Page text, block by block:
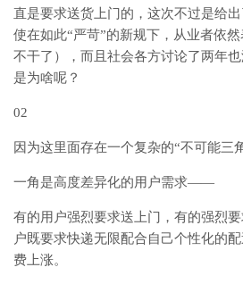
直是要求送货上门的，这次不过是给
使在如此“严苛”的新规下，从业者依
不干了），而且社会各方讨论了两年
是为啥呢？
02
因为这里面存在一个复杂的“不可能三
一角是高度差异化的用户需求——
有的用户强烈要求送上门，有的强烈
户既要求快递无限配合自己个性化的
费上涨。